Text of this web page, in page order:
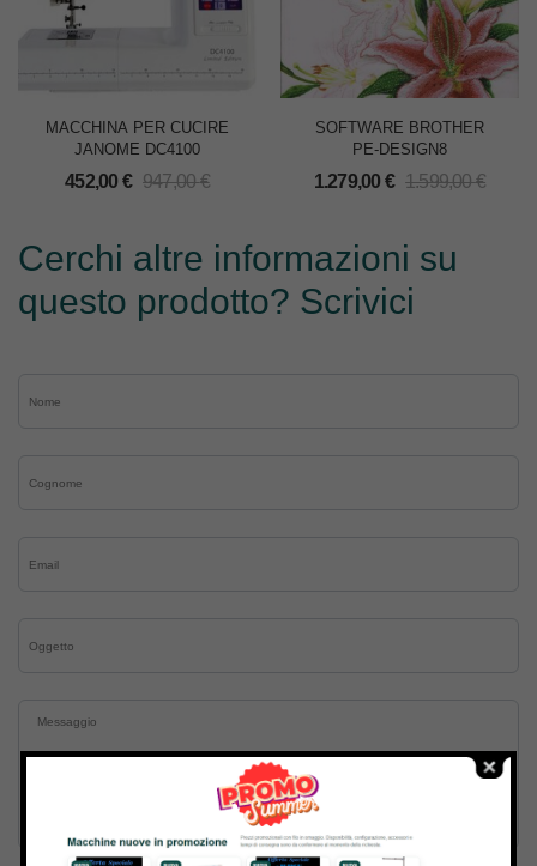
MACCHINA PER CUCIRE
JANOME DC4100
452,00 € 947,00€
SOFTWARE BROTHER
PE-DESIGN8
1.279,00 € 1.599,00€
Cerchi altre informazioni su
questo prodotto? Scrivici